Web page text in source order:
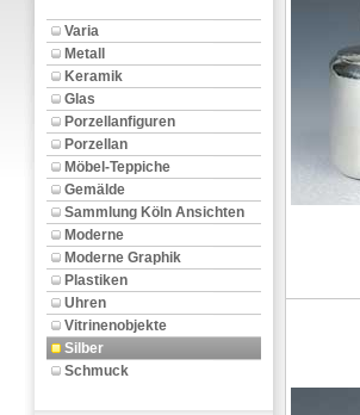
Varia
Metall
Keramik
Glas
Porzellanfiguren
Porzellan
Möbel-Teppiche
Gemälde
Sammlung Köln Ansichten
Moderne
Moderne Graphik
Plastiken
Uhren
Vitrinenobjekte
Silber
Schmuck